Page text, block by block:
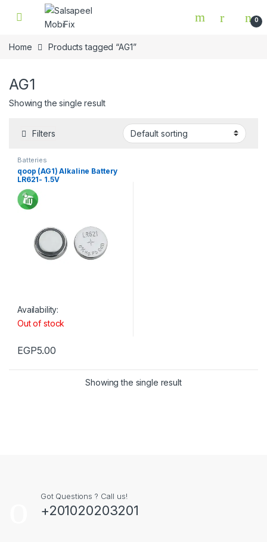
Skip to navigation
Skip to content
0
Home Products tagged “AG1”
AG1
Showing the single result
Filters
Batteries
qoop (AG1) Alkaline Battery
LR621- 1.5V
Availability:
Out of stock
EGP5.00
Showing the single result
Got Questions ? Call us!
+201020203201